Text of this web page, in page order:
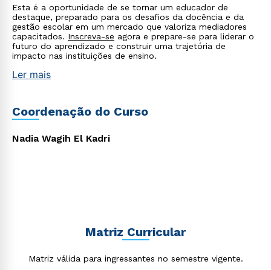
Esta é a oportunidade de se tornar um educador de
destaque, preparado para os desafios da docência e da
gestão escolar em um mercado que valoriza mediadores
capacitados. Inscreva-se agora e prepare-se para liderar o
futuro do aprendizado e construir uma trajetória de
impacto nas instituições de ensino.
Ler mais
Coordenação do Curso
Nadia Wagih El Kadri
Matriz Curricular
Matriz válida para ingressantes no semestre vigente.
Rápido e fácil
Estou de acordo com aPolítica de Privacidade.
envio de conteúdos da Cruzeiro do Sul.